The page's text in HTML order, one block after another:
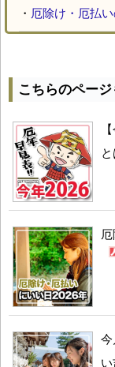
・ 厄除け・厄払
こちらのペー
今